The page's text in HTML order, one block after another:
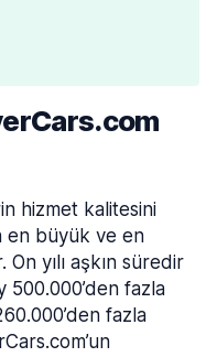
hizmet kalitesini
en büyük ve en
yılı aşkın süredir
500.000’den fazla
fazla